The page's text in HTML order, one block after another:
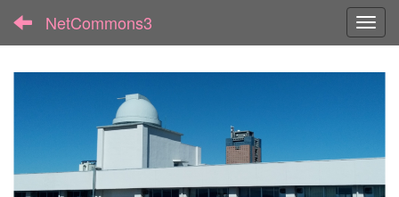
NetCommons3